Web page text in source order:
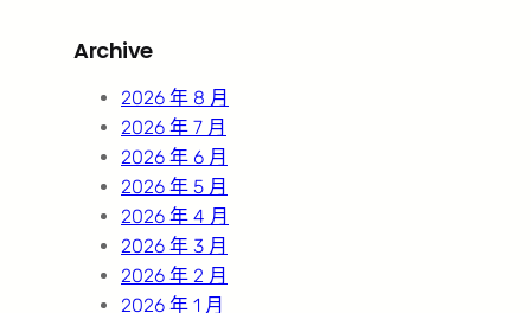
c
Archive
2026 年 8 月
2026 年 7 月
2026 年 6 月
2026 年 5 月
2026 年 4 月
2026 年 3 月
2026 年 2 月
2026 年 1 月